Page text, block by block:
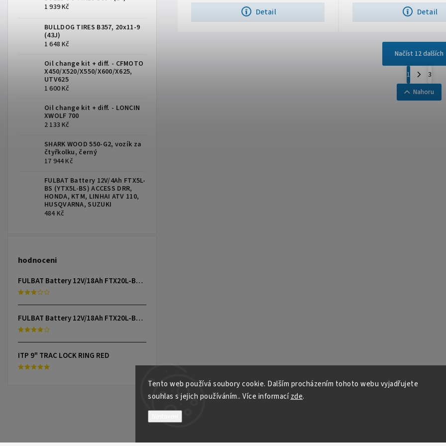
Tento web používá soubory cookie. Dalším procházením tohoto webu vyjadřujete
souhlas s jejich používáním.. Více informacízde.
1 939 Kč
BULLDOG TIRES B357, 20x11-9
(43J)
1 648 Kč
Oil change kit + diff. - CFMOTO
X450/X520/X550/X600/X625,
UTV625
1 600 Kč
Oil change kit + diff. - LONCIN
XWOLF 700
2 133 Kč
SHARK WOOD 550-G2, vozík za
čtyřkolku, černý
17 944 Kč
FULBAT Battery 12V/4Ah FTX5L-
BS (YTX5L-BS) ACCESS DRR,
HONDA, KTM, LINHAI ATV 110,
HUSQVARNA, SUZUKI
484 Kč
hodnoceni
FULBAT Battery 12V/18Ah FTX20L-BS (YTX20L-BS) Linhai 300-800, TGB 325-1000, CAN-AM, YAMAHA
FULBAT Battery 12V/18Ah FTX20L-BS (YTX20L-BS) Linhai 300-800, TGB 325-1000, CAN-AM, YAMAHA
ITP 9" TRAC LOCK RING RED
Detail Detail
Načíst 12 dalších
1
3
Nahoru